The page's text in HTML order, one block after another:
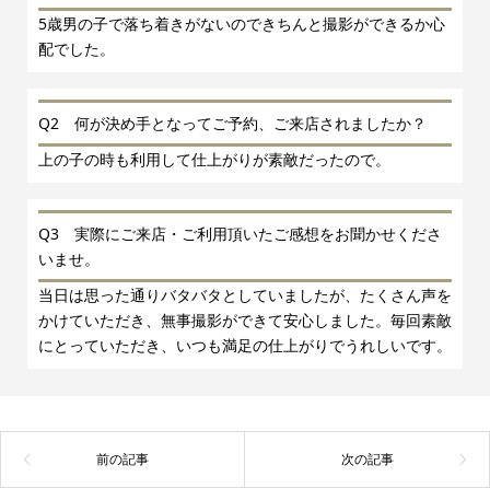
5歳男の子で落ち着きがないのできちんと撮影ができるか心
配でした。
Q2 何が決め手となってご予約、ご来店されましたか？
上の子の時も利用して仕上がりが素敵だったので。
Q3 実際にご来店・ご利用頂いたご感想をお聞かせくださ
いませ。
当日は思った通りバタバタとしていましたが、たくさん声を
かけていただき、無事撮影ができて安心しました。毎回素敵
にとっていただき、いつも満足の仕上がりでうれしいです。